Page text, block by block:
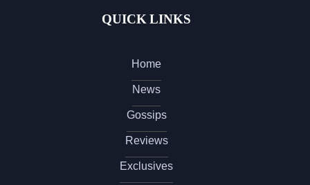
QUICK LINKS
Home
News
Gossips
Reviews
Exclusives